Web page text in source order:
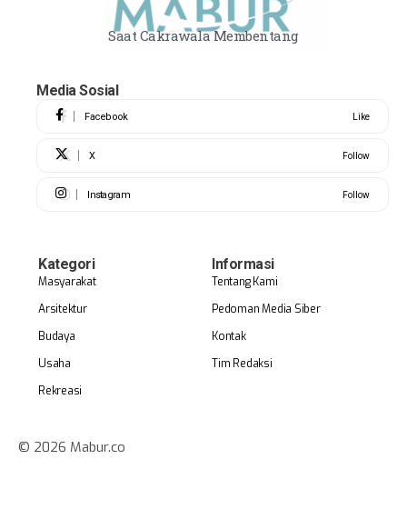
Saat Cakrawala Membentang
Media Sosial
Facebook Like
X Follow
Instagram Follow
Kategori
Masyarakat
Arsitektur
Budaya
Usaha
Rekreasi
Informasi
Tentang Kami
Pedoman Media Siber
Kontak
Tim Redaksi
© 2026 Mabur.co